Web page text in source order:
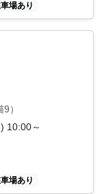
場あり
）
10:00～
場あり